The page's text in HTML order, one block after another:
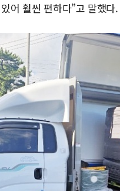
어 훨씬 편하다”고 말했다.